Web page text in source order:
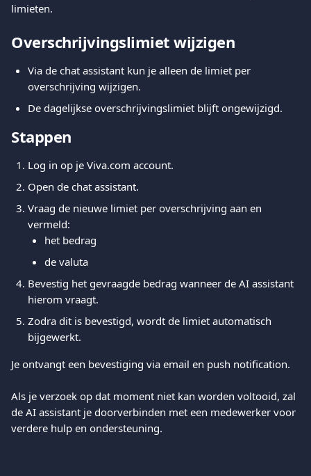
limieten.
Overschrijvingslimiet wijzigen
Via de chat assistant kun je alleen de limiet per
overschrijving wijzigen.
De dagelijkse overschrijvingslimiet blijft ongewijzigd.
Stappen
Log in op je Viva.com account.
Open de chat assistant.
Vraag de nieuwe limiet per overschrijving aan en
vermeld:
het bedrag
de valuta
Bevestig het gevraagde bedrag wanneer de AI assistant
hierom vraagt.
Zodra dit is bevestigd, wordt de limiet automatisch
bijgewerkt.
Je ontvangt een bevestiging via email en push notification.
Als je verzoek op dat moment niet kan worden voltooid, zal
de AI assistant je doorverbinden met een medewerker voor
verdere hulp en ondersteuning.